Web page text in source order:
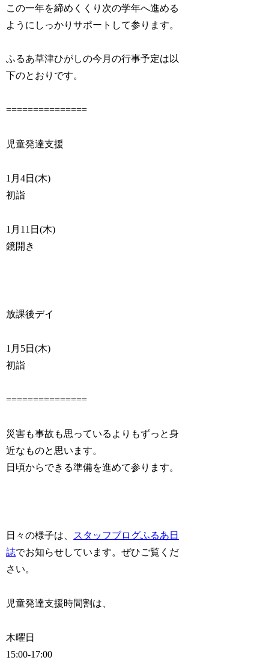
この一年を締めくくり次の学年へ進める
ようにしっかりサポートして参ります。
ふるあ草津ひがしの今月の行事予定は以
下のとおりです。
===============
児童発達支援
1月4日(木)
初詣
1月11日(木)
鏡開き
放課後デイ
1月5日(木)
初詣
===============
災害も事故も思っているよりもずっと身
近なものと思います。
日頃からできる準備を進めて参ります。
日々の様子は、
スタッフブログふるあ日
誌でお知らせしています。ぜひご覧くだ
さい。
児童発達支援時間割は、
木曜日
15:00-17:00